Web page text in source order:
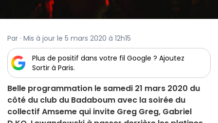
Par · Mis à jour le 5 mars 2020 à 12h15
Plus de positif dans votre fil Google ? Ajoutez
Sortir à Paris.
Belle programmation le samedi 21 mars 2020 du
côté du club du Badaboum avec la soirée du
collectif Amseme qui invite Greg Greg, Gabriel